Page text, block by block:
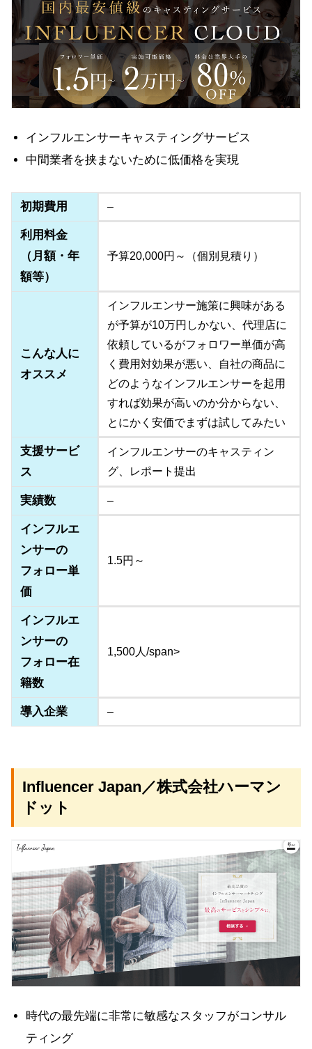
インフルエンサーキャスティングサービス
中間業者を挟まないために低価格を実現
初期費用 –
利用料金
（月額・年
額等）
予算20,000円～（個別見積り）
こんな人に
オススメ
インフルエンサー施策に興味がある
が予算が10万円しかない、代理店に
依頼しているがフォロワー単価が高
く費用対効果が悪い、自社の商品に
どのようなインフルエンサーを起用
すれば効果が高いのか分からない、
とにかく安価でまずは試してみたい
支援サービ
ス
インフルエンサーのキャスティン
グ、レポート提出
実績数 –
インフルエ
ンサーの
フォロー単
価
1.5円～
インフルエ
ンサーの
フォロー在
籍数
1,500人/span>
導入企業 –
Influencer Japan／株式会社ハーマン
ドット
時代の最先端に非常に敏感なスタッフがコンサル
ティング